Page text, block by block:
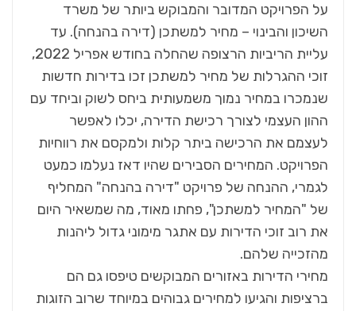
על הפרויקט המדובר והמבוקש ביותר של משרד
השיכון והבינוי – מחיר למשתכן (דירה בהנחה). עד
עליית הריביות הרצופה שהחלה בחודש אפריל 2022,
זוכי ההגרלות של מחיר למשתכן זכו בדירות חדשות
שנמכרו במחיר נמוך משמעותית ביחס לשוק וביחד עם
ההון העצמי לצורך רכישת הדירה, יכלו לאפשר
לעצמם את הרכישה ביתר קלות ולמקסם את רווחיות
הפרויקט. המחירים הסבירים שהיו דאז נעלמו כמעט
לגמרי, ההנחה של פרויקט "דירה בהנחה" המחליף
של "המחיר למשתכן", פחתו מאוד, מה שמשאיר היום
את רוב זוכי הדירות עם אתגר מימוני גדול ליהנות
מהזכייה שלהם.
מחירי הדירות באזורים המבוקשים טיפסו גם הם
ברציפות והגיעו למחירים גבוהים במיוחד שרוב הזוגות